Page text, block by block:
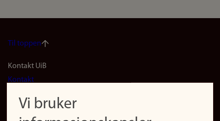
Til toppen
Footer
(no)
Kontakt UiB
Kontakt
Finn forsker
Vi bruker